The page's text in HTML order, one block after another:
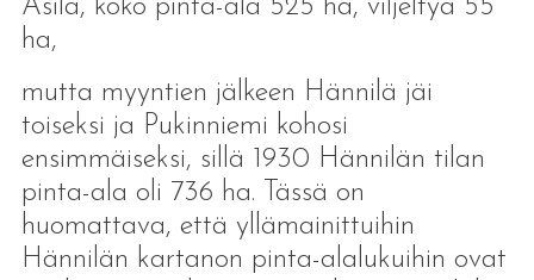
Asila, koko pinta-ala 525 ha, viljeltyä 55
ha,
mutta myyntien jälkeen Hännilä jäi
toiseksi ja Pukinniemi kohosi
ensimmäiseksi, sillä 1930 Hännilän tilan
pinta-ala oli 736 ha. Tässä on
huomattava, että yllämainittuihin
Hännilän kartanon pinta-alalukuihin ovat